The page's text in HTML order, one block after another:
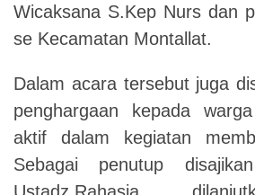
Wicaksana S.Kep Nurs dan
se Kecamatan Montallat.
Dalam acara tersebut juga
penghargaan kepada
aktif dalam kegiatan
Sebagai penutup
Ustadz.Rahasia